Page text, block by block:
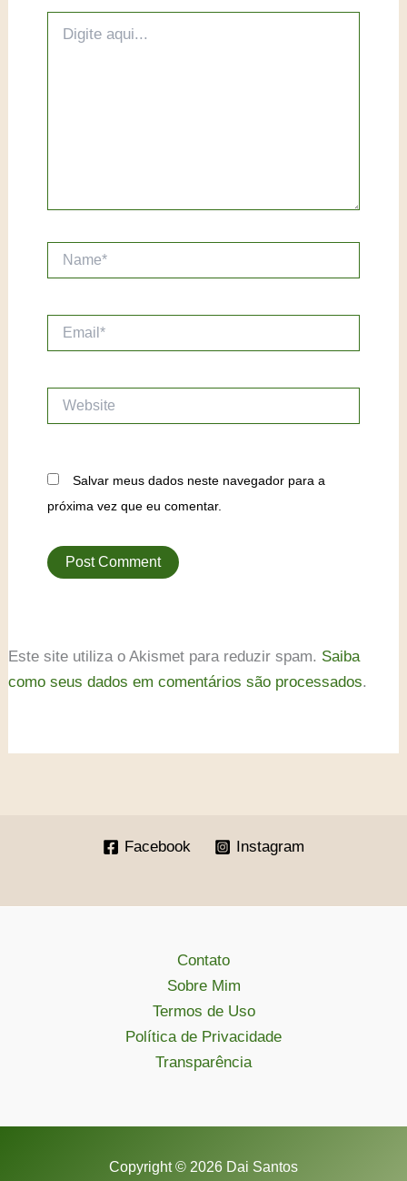
aqui...
Salvar meus dados neste navegador para a
próxima vez que eu comentar.
Este site utiliza o Akismet para reduzir spam. Saiba
como seus dados em comentários são processados.
Facebook Instagram
Contato
Sobre Mim
Termos de Uso
Política de Privacidade
Transparência
Copyright © 2026 Dai Santos